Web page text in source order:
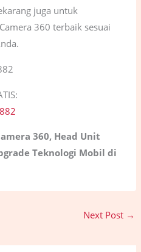
juga untuk
360 terbaik sesuai
360, Head Unit
Teknologi Mobil di
Next Post →